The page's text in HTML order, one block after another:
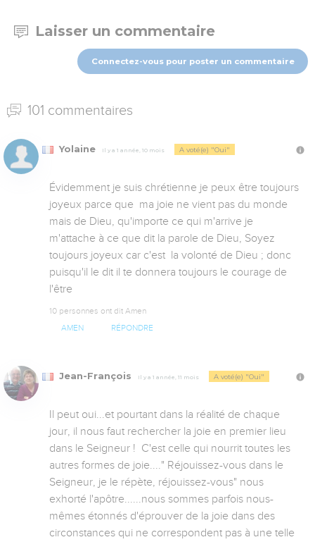
Laisser un commentaire
Connectez-vous pour poster un commentaire
101 commentaires
Yolaine Il y a 1 année, 10 mois A voté(e) "Oui"
Évidemment je suis chrétienne je peux être toujours
joyeux parce que  ma joie ne vient pas du monde
mais de Dieu, qu'importe ce qui m'arrive je
m'attache à ce que dit la parole de Dieu, Soyez
toujours joyeux car c'est  la volonté de Dieu ; donc
puisqu'il le dit il te donnera toujours le courage de
l'être
10 personnes ont dit Amen
AMEN RÉPONDRE
Jean-François Il y a 1 année, 11 mois A voté(e) "Oui"
Il peut oui...et pourtant dans la réalité de chaque
jour, il nous faut rechercher la joie en premier lieu
dans le Seigneur !  C'est celle qui nourrit toutes les
autres formes de joie...." Réjouissez-vous dans le
Seigneur, je le répète, réjouissez-vous" nous
exhorté l'apôtre......nous sommes parfois nous-
mêmes étonnés d'éprouver de la joie dans des
circonstances qui ne correspondent pas à une telle